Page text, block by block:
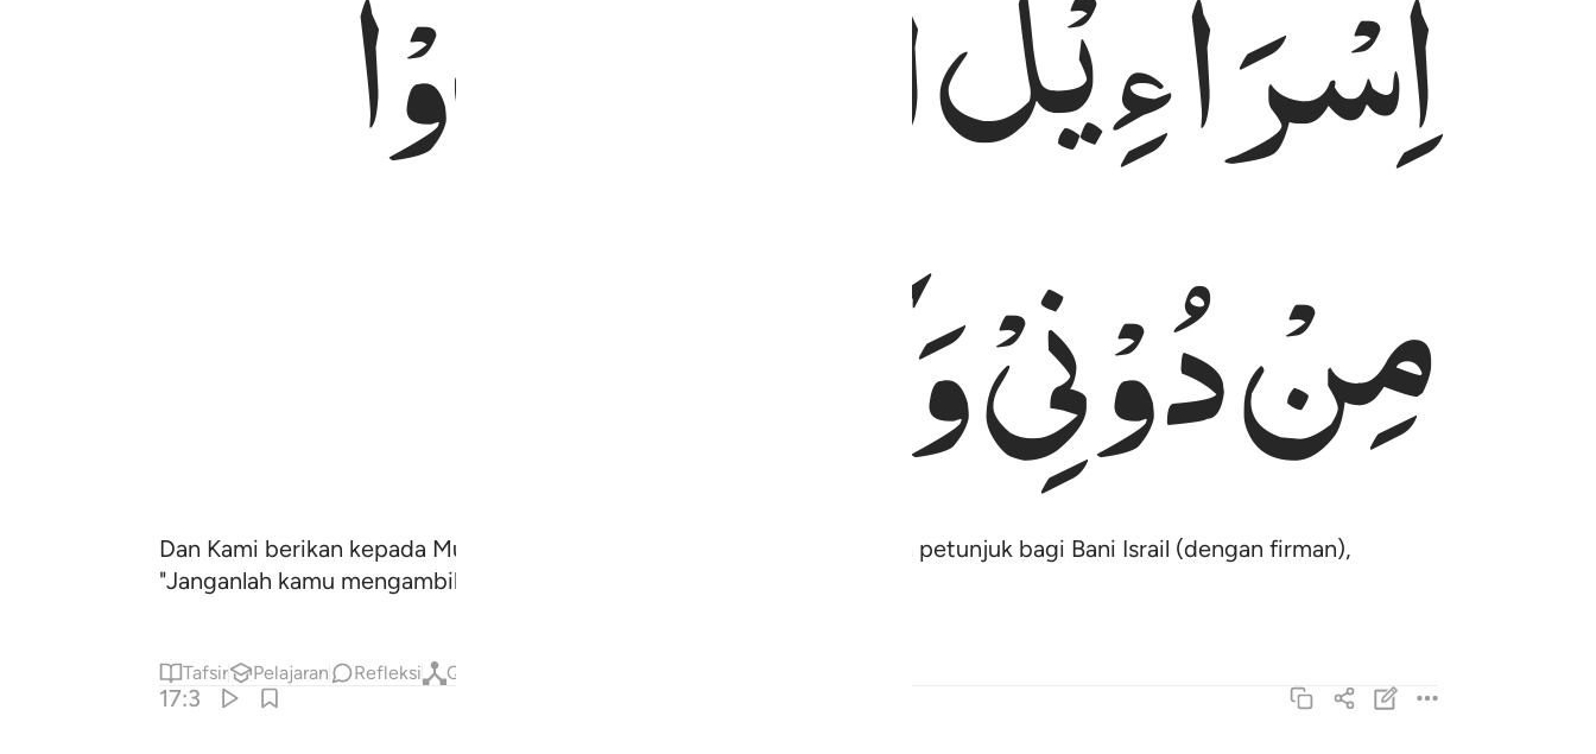
مِنْدُوْنِیْوَكِیْلًا
Dan Kami berikan kepada Musa Kitab (Taurat), dan Kami menjadikannya petunjuk bagi Bani Israil (dengan firman),
"Janganlah kamu mengambil (pelindung) selain Aku,
Tafsir Pelajaran Refleksi Qiraat
17:3